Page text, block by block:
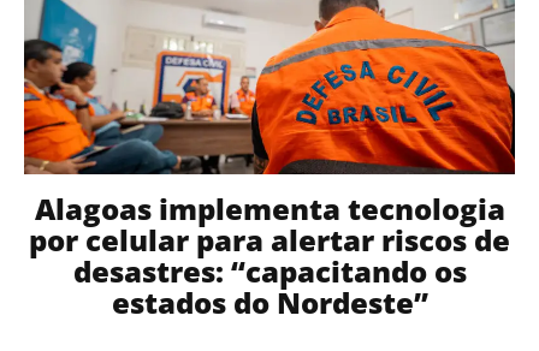
Alagoas implementa tecnologia
por celular para alertar riscos de
desastres: “capacitando os
estados do Nordeste”